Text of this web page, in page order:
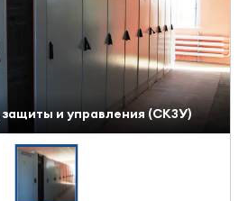
и управления (СКЗУ)